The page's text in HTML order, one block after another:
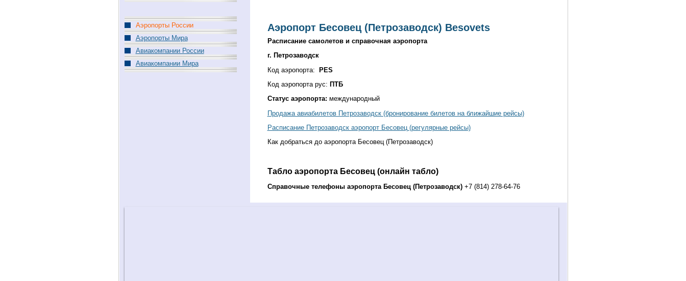
Аэропорты России
Аэропорты Мира
Авиакомпании России
Авиакомпании Мира
Аэропорт Бесовец (Петрозаводск) Besovets
Расписание самолетов и справочная аэропорта
г. Петрозаводск
Код аэропорта: PES
Код аэропорта рус: ПТБ
Статус аэропорта: международный
Продажа авиабилетов Петрозаводск (бронирование билетов на ближайшие рейсы)
Расписание Петрозаводск аэропорт Бесовец (регулярные рейсы)
Как добраться до аэропорта Бесовец (Петрозаводск)
Табло аэропорта Бесовец (онлайн табло)
Справочные телефоны аэропорта Бесовец (Петрозаводск) +7 (814) 278-64-76